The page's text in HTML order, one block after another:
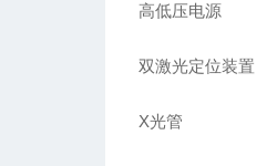
高低压电源
双激光定位装置
X光管